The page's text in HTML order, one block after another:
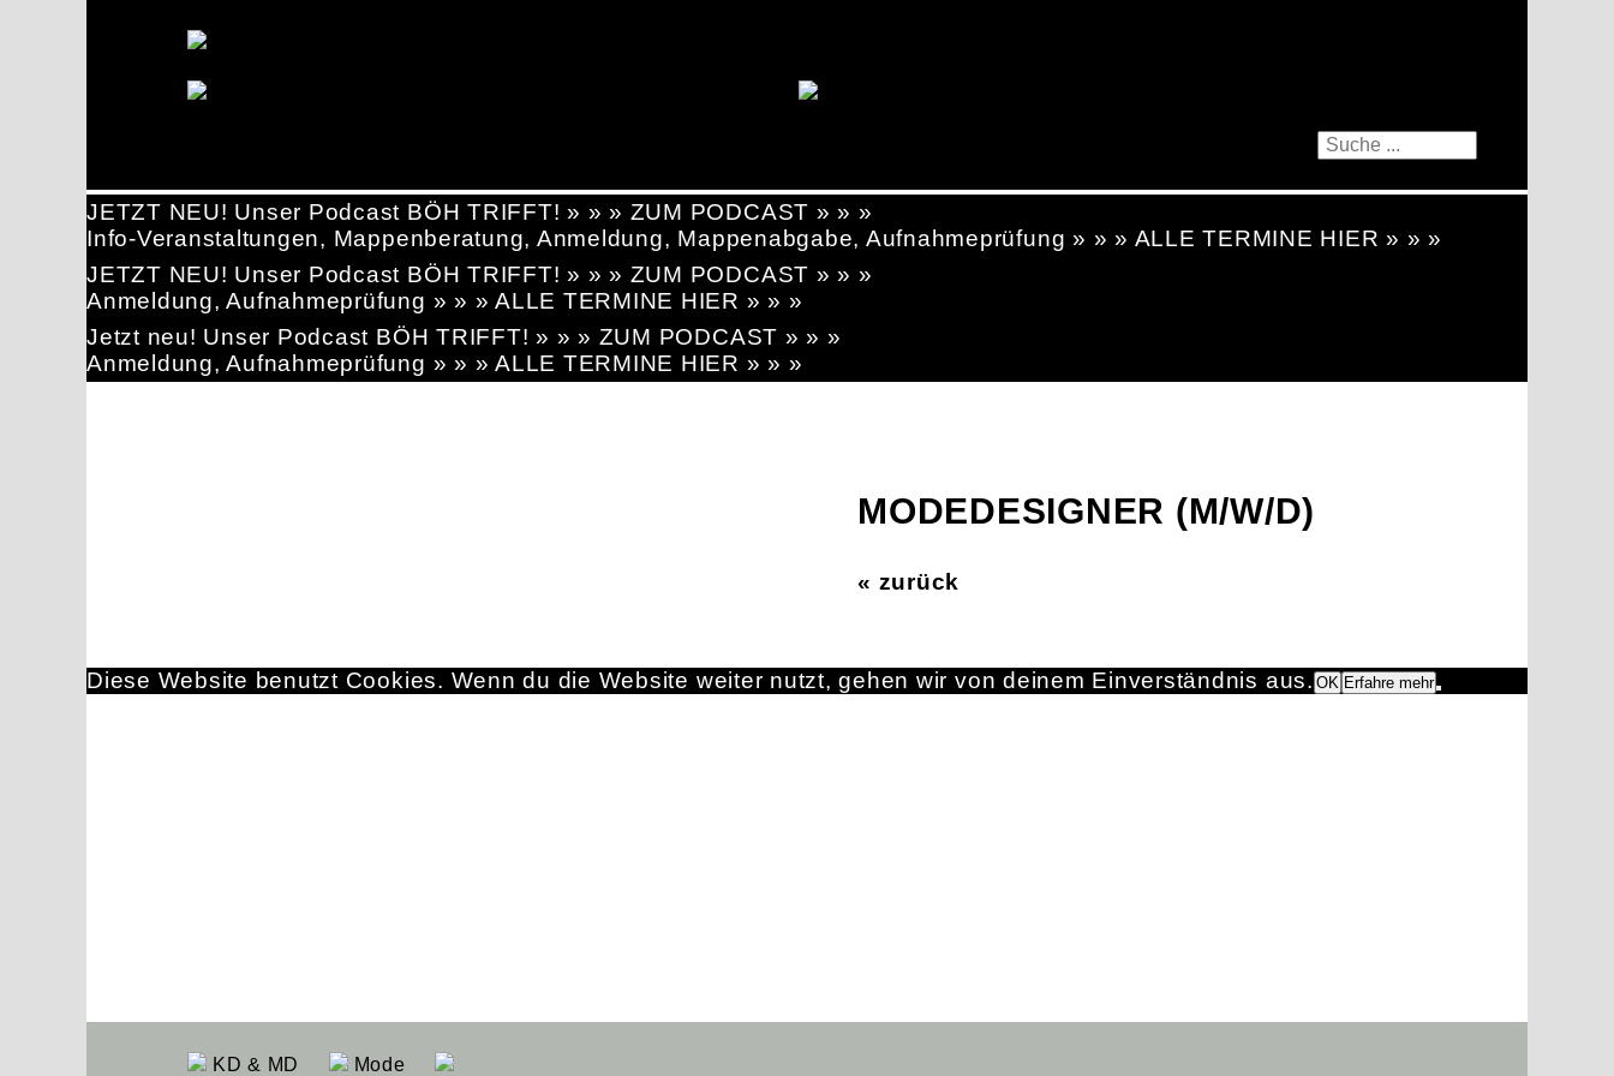
JETZT NEU! Unser Podcast BÖH TRIFFT! » » » ZUM PODCAST » » »
Info-Veranstaltungen, Mappenberatung, Anmeldung, Mappenabgabe, Aufnahmeprüfung » » » ALLE TERMINE HIER » » »
JETZT NEU! Unser Podcast BÖH TRIFFT! » » » ZUM PODCAST » » »
Anmeldung, Aufnahmeprüfung » » » ALLE TERMINE HIER » » »
Jetzt neu! Unser Podcast BÖH TRIFFT! » » » ZUM PODCAST » » »
Anmeldung, Aufnahmeprüfung » » » ALLE TERMINE HIER » » »
MODEDESIGNER (M/W/D)
« zurück
KD & MD Mode
Diese Website benutzt Cookies. Wenn du die Website weiter nutzt, gehen wir von deinem Einverständnis aus. OK Erfahre mehr